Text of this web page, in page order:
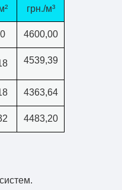
грн./м³
4600,00
4539,39
4363,64
4483,20